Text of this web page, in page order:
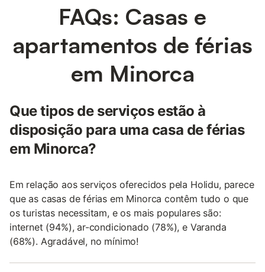
FAQs: Casas e
apartamentos de férias
em Minorca
Que tipos de serviços estão à
disposição para uma casa de férias
em Minorca?
Em relação aos serviços oferecidos pela Holidu, parece
que as casas de férias em Minorca contêm tudo o que
os turistas necessitam, e os mais populares são:
internet (94%), ar-condicionado (78%), e Varanda
(68%). Agradável, no mínimo!